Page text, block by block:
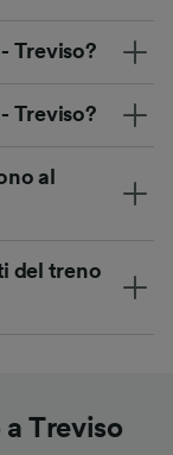
Treviso?
Treviso?
al
del treno
Treviso